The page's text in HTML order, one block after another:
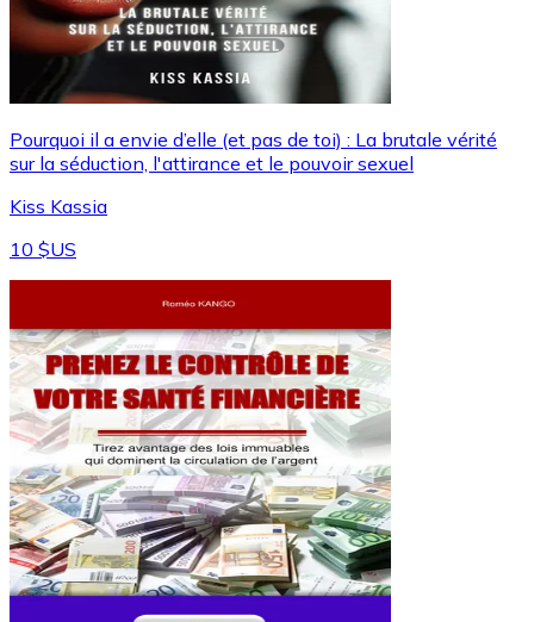
Pourquoi il a envie d’elle (et pas de toi) : La brutale vérité
sur la séduction, l'attirance et le pouvoir sexuel
Kiss Kassia
10 $US